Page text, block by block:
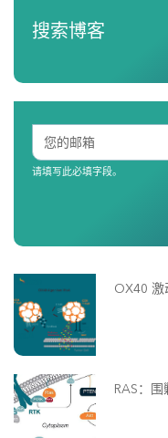
搜索博客
请填写此必填字段。
OX40 激
RAS：